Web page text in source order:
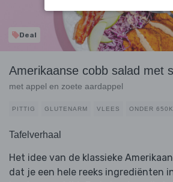
Deal
Amerikaanse cobb salad met
met appel en zoete aardappel
PITTIG GLUTENARM VLEES ONDER
Tafelverhaal
Het idee van de klassieke
dat je een hele reeks ingrediënten